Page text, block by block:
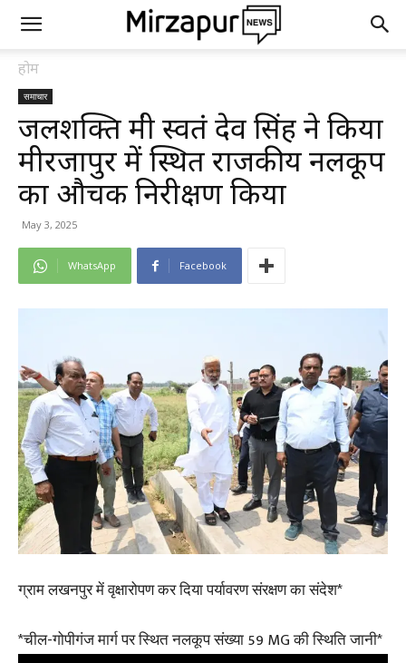
होम
समाचार
जलशक्ति मंत्री स्वतंत्र देव सिंह ने किया
मीरजापुर में स्थित राजकीय नलकूप
का औचक निरीक्षण किया
May 3, 2025
WhatsApp Facebook
ग्राम लखनपुर में वृक्षारोपण कर दिया पर्यावरण संरक्षण का संदेश*
*चील-गोपीगंज मार्ग पर स्थित नलकूप संख्या 59 MG की स्थिति जानी*